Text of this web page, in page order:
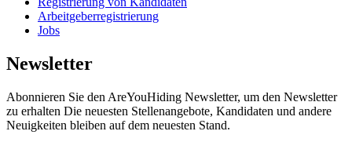
Arbeitgeberregistrierung
Jobs
Newsletter
Abonnieren Sie den AreYouHiding Newsletter, um den Newsletter
zu erhalten Die neuesten Stellenangebote, Kandidaten und andere
Neuigkeiten bleiben auf dem neuesten Stand.